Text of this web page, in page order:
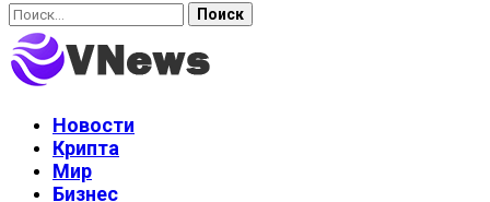
Найти:
Новости
Крипта
Мир
Бизнес